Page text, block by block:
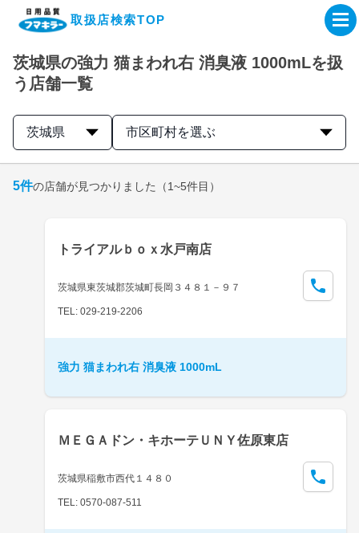
取扱店検索TOP
企業・IR情報サイト
製品情報サイト
取扱店検索はこちら
茨城県の強力 猫まわれ右 消臭液 1000mLを扱
う店舗一覧
茨城県 市区町村を選ぶ
5件の店舗が見つかりました （1~5件目）
トライアルｂｏｘ水戸南店
茨城県東茨城郡茨城町長岡３４８１－９７
TEL: 029-219-2206
強力 猫まわれ右 消臭液 1000mL
ＭＥＧＡドン・キホーテＵＮＹ佐原東店
茨城県稲敷市西代１４８０
TEL: 0570-087-511